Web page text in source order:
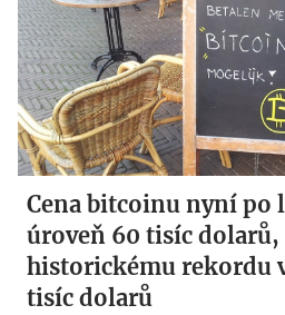
Cena bitcoinu nyní po
úroveň 60 tisíc dolarů,
historickému rekordu
tisíc dolarů